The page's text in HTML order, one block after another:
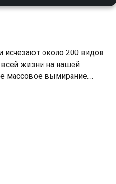
исчезают около 200 видов
жизни на нашей
массовое вымирание.
процесс